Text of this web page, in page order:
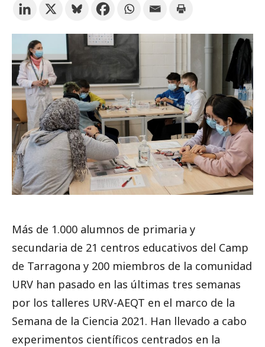
Más de 1.000 alumnos de primaria y
secundaria de 21 centros educativos del Camp
de Tarragona y 200 miembros de la comunidad
URV han pasado en las últimas tres semanas
por los talleres URV-AEQT en el marco de la
Semana de la Ciencia 2021. Han llevado a cabo
experimentos científicos centrados en la